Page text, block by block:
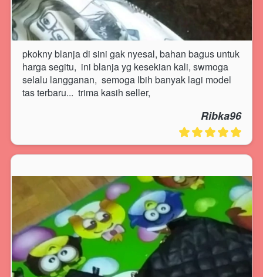
pkokny blanja di sini gak nyesal, bahan bagus untuk
harga segitu,  ini blanja yg kesekian kali, swmoga
selalu langganan,  semoga lbih banyak lagi model
tas terbaru...  trima kasih seller,
Ribka96